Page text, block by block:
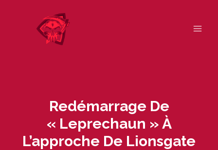
Redémarrage De
« Leprechaun » À
L’approche De Lionsgate